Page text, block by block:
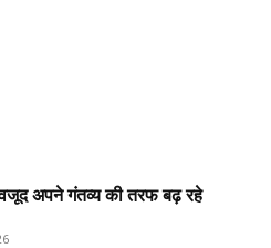
अपने गंतव्य की तरफ बढ़ रहे